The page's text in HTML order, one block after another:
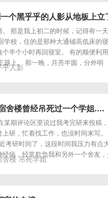
个黑乎乎的人影从地板上
那是我上初二的时候，记得有一
学校，住的是那种大通铺高低床的
半个小时再回寝室。 有的顺便利
题上。 那一晚，月亮半圆，分外明
乎人影
舍楼曾经吊死过一个学姐....
某期评论区里说过我考完研来投稿
研，忙着找工作，也没时间来写
考研时间了，这段时间我压力有点
病，经常欺负我和另外一个舍友
舍楼 吊死学姐